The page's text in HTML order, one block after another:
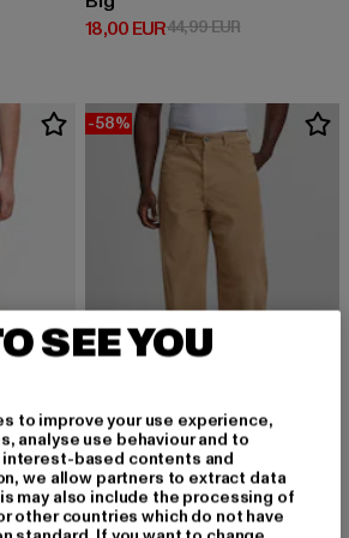
EUR 49,99 EUR
18,00 EUR
Derzeitiger Preis: 18,00 EUR
44,99 EURAktionspreis:
EUR 69,99 EUR
-58%
URBAN CLASSICS
90´s
Aktionspreis:
SEE YOU
to improve your use experience,
analyse use behaviour and to
interest-based contents and
we allow partners to extract data
may also include the processing of
other countries which do not have